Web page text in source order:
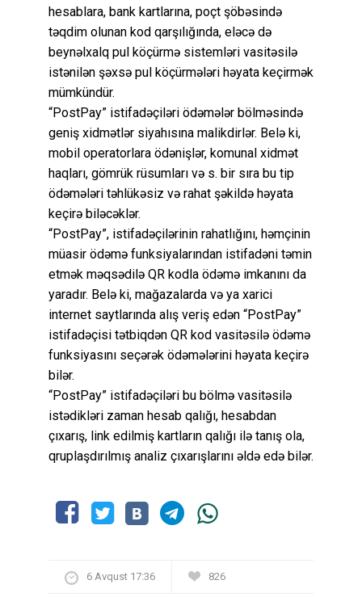
hesablara, bank kartlarına, poçt şöbəsində
təqdim olunan kod qarşılığında, eləcə də
beynəlxalq pul köçürmə sistemləri vasitəsilə
istənilən şəxsə pul köçürmələri həyata keçirmək
mümkündür.
“PostPay” istifadəçiləri ödəmələr bölməsində
geniş xidmətlər siyahısına malikdirlər. Belə ki,
mobil operatorlara ödənişlər, komunal xidmət
haqları, gömrük rüsumları və s. bir sıra bu tip
ödəmələri təhlükəsiz və rahat şəkildə həyata
keçirə biləcəklər.
“PostPay”, istifadəçilərinin rahatlığını, həmçinin
müasir ödəmə funksiyalarından istifadəni təmin
etmək məqsədilə QR kodla ödəmə imkanını da
yaradır. Belə ki, mağazalarda və ya xarici
internet saytlarında alış veriş edən “PostPay”
istifadəçisi tətbiqdən QR kod vasitəsilə ödəmə
funksiyasını seçərək ödəmələrini həyata keçirə
bilər.
“PostPay” istifadəçiləri bu bölmə vasitəsilə
istədikləri zaman hesab qalığı, hesabdan
çıxarış, link edilmiş kartların qalığı ilə tanış ola,
qruplaşdırılmış analiz çıxarışlarını əldə edə bilər.
6 Avqust 17:36 826